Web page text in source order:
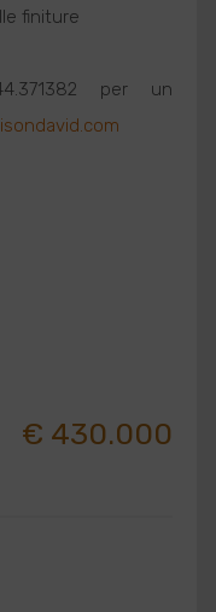
finiture
per un
€ 430.000